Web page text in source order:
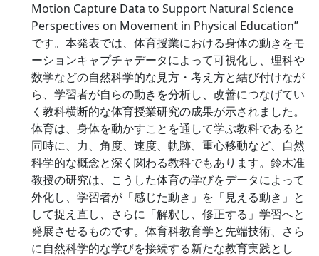
Motion Capture Data to Support Natural Science
Perspectives on Movement in Physical Education”
です。本発表では、体育授業における身体の動きをモ
ーションキャプチャデータによって可視化し、理科や
数学などの自然科学的な見方・考え方と結び付けなが
ら、学習者が自らの動きを分析し、改善につなげてい
く教科横断的な体育授業研究の成果が示されました。
体育は、身体を動かすことを通して学ぶ教科であると
同時に、力、角度、速度、軌跡、重心移動など、自然
科学的な概念と深く関わる教科でもあります。鈴木准
教授の研究は、こうした体育の学びをデータによって
外化し、学習者が「感じた動き」を「見える動き」と
して捉え直し、さらに「解釈し、修正する」学習へと
発展させるものです。体育科教育学と先端技術、さら
に自然科学的な学びを接続する新たな教育実践とし